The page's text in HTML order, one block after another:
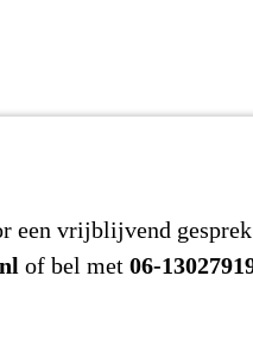
een vrijblijvend
of bel met 06-